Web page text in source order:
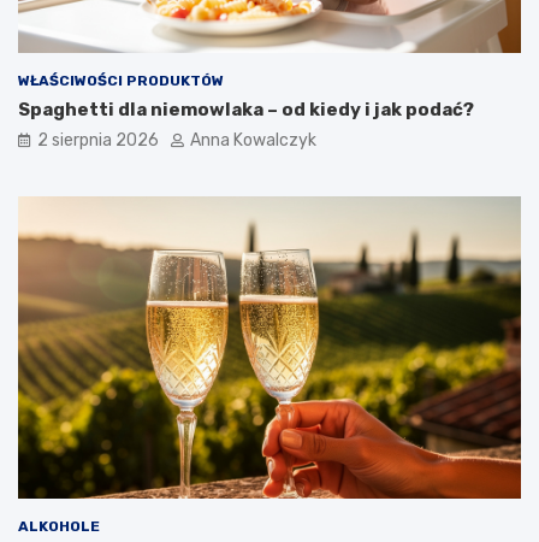
WŁAŚCIWOŚCI PRODUKTÓW
Spaghetti dla niemowlaka – od kiedy i jak podać?
2 sierpnia 2026 Anna Kowalczyk
ALKOHOLE